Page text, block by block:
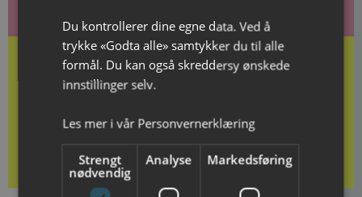
Du kontrollerer dine egne data. Ved å
trykke «Godta alle» samtykker du til alle
formål. Du kan også skreddersy ønskede
innstillinger selv.
Les mer i vår Personvernerklæring
Strengt
nødvendig
Analyse Markedsføring